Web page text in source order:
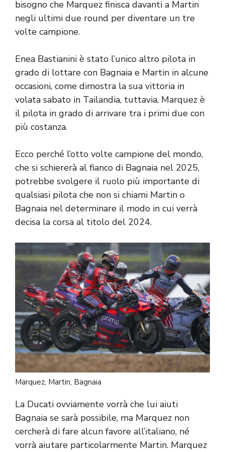
bisogno che Marquez finisca davanti a Martin
negli ultimi due round per diventare un tre
volte campione.
Enea Bastianini è stato l’unico altro pilota in
grado di lottare con Bagnaia e Martin in alcune
occasioni, come dimostra la sua vittoria in
volata sabato in Tailandia, tuttavia, Marquez è
il pilota in grado di arrivare tra i primi due con
più costanza.
Ecco perché l’otto volte campione del mondo,
che si schiererà al fianco di Bagnaia nel 2025,
potrebbe svolgere il ruolo più importante di
qualsiasi pilota che non si chiami Martin o
Bagnaia nel determinare il modo in cui verrà
decisa la corsa al titolo del 2024.
Marquez, Martin, Bagnaia
La Ducati ovviamente vorrà che lui aiuti
Bagnaia se sarà possibile, ma Marquez non
cercherà di fare alcun favore all’italiano, né
vorrà aiutare particolarmente Martin. Marquez